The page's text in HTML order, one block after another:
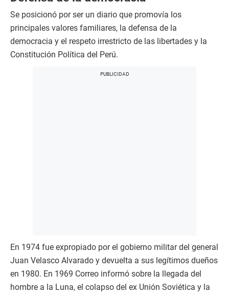
Se posicionó por ser un diario que promovía los
principales valores familiares, la defensa de la
democracia y el respeto irrestricto de las libertades y la
Constitución Política del Perú.
En 1974 fue expropiado por el gobierno militar del general
Juan Velasco Alvarado y devuelta a sus legítimos dueños
en 1980. En 1969 Correo informó sobre la llegada del
hombre a la Luna, el colapso del ex Unión Soviética y la